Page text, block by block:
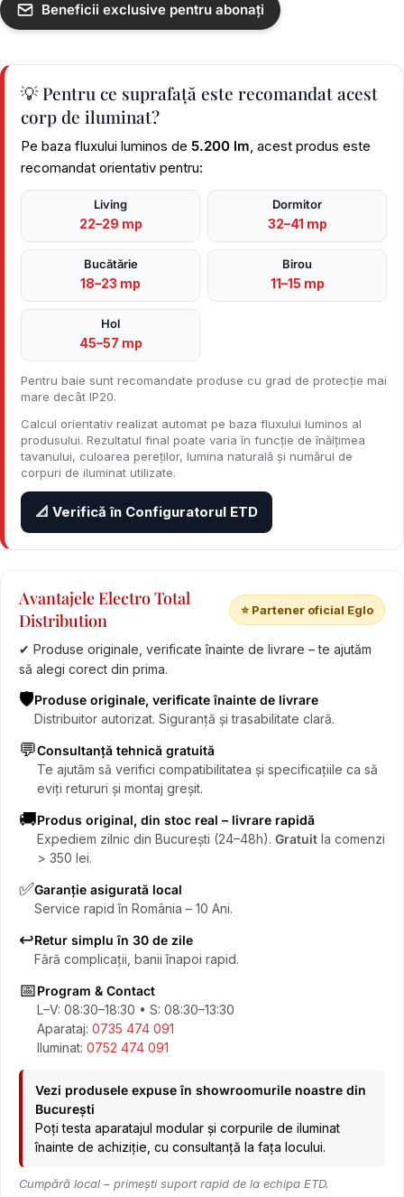
Beneficii exclusive pentru abonați
💡 Pentru ce suprafață este recomandat acest
corp de iluminat?
Pe baza fluxului luminos de 5.200 lm, acest produs este
recomandat orientativ pentru:
Living
22–29 mp
Dormitor
32–41 mp
Bucătărie
18–23 mp
Birou
11–15 mp
Hol
45–57 mp
Pentru baie sunt recomandate produse cu grad de protecție mai
mare decât IP20.
Calcul orientativ realizat automat pe baza fluxului luminos al
produsului. Rezultatul final poate varia în funcție de înălțimea
tavanului, culoarea pereților, lumina naturală și numărul de
corpuri de iluminat utilizate.
📐 Verifică în Configuratorul ETD
Avantajele Electro Total
Distribution
⭐ Partener oficial Eglo
✔ Produse originale, verificate înainte de livrare – te ajutăm
să alegi corect din prima.
🛡️Produse originale, verificate înainte de livrare
Distribuitor autorizat. Siguranță și trasabilitate clară.
💬Consultanță tehnică gratuită
Te ajutăm să verifici compatibilitatea și specificațiile ca să
eviți retururi și montaj greșit.
🚚Produs original, din stoc real – livrare rapidă
Expediem zilnic din București (24–48h). Gratuit la comenzi
> 350 lei.
✅Garanție asigurată local
Service rapid în România – 10 Ani.
↩️Retur simplu în 30 de zile
Fără complicații, banii înapoi rapid.
📅Program & Contact
L–V: 08:30–18:30 • S: 08:30–13:30
Aparataj: 0735 474 091
Iluminat: 0752 474 091
Vezi produsele expuse în showroomurile noastre din
București
Poți testa aparatajul modular și corpurile de iluminat
înainte de achiziție, cu consultanță la fața locului.
Cumpără local – primești suport rapid de la echipa ETD.